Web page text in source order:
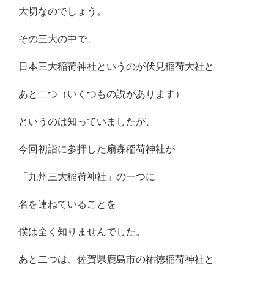
大切なのでしょう。
その三大の中で、
日本三大稲荷神社というのが伏見稲荷大社と
あと二つ（いくつもの説があります）
というのは知っていましたが、
今回初詣に参拝した扇森稲荷神社が
「九州三大稲荷神社」の一つに
名を連ねていることを
僕は全く知りませんでした。
あと二つは、佐賀県鹿島市の祐徳稲荷神社と